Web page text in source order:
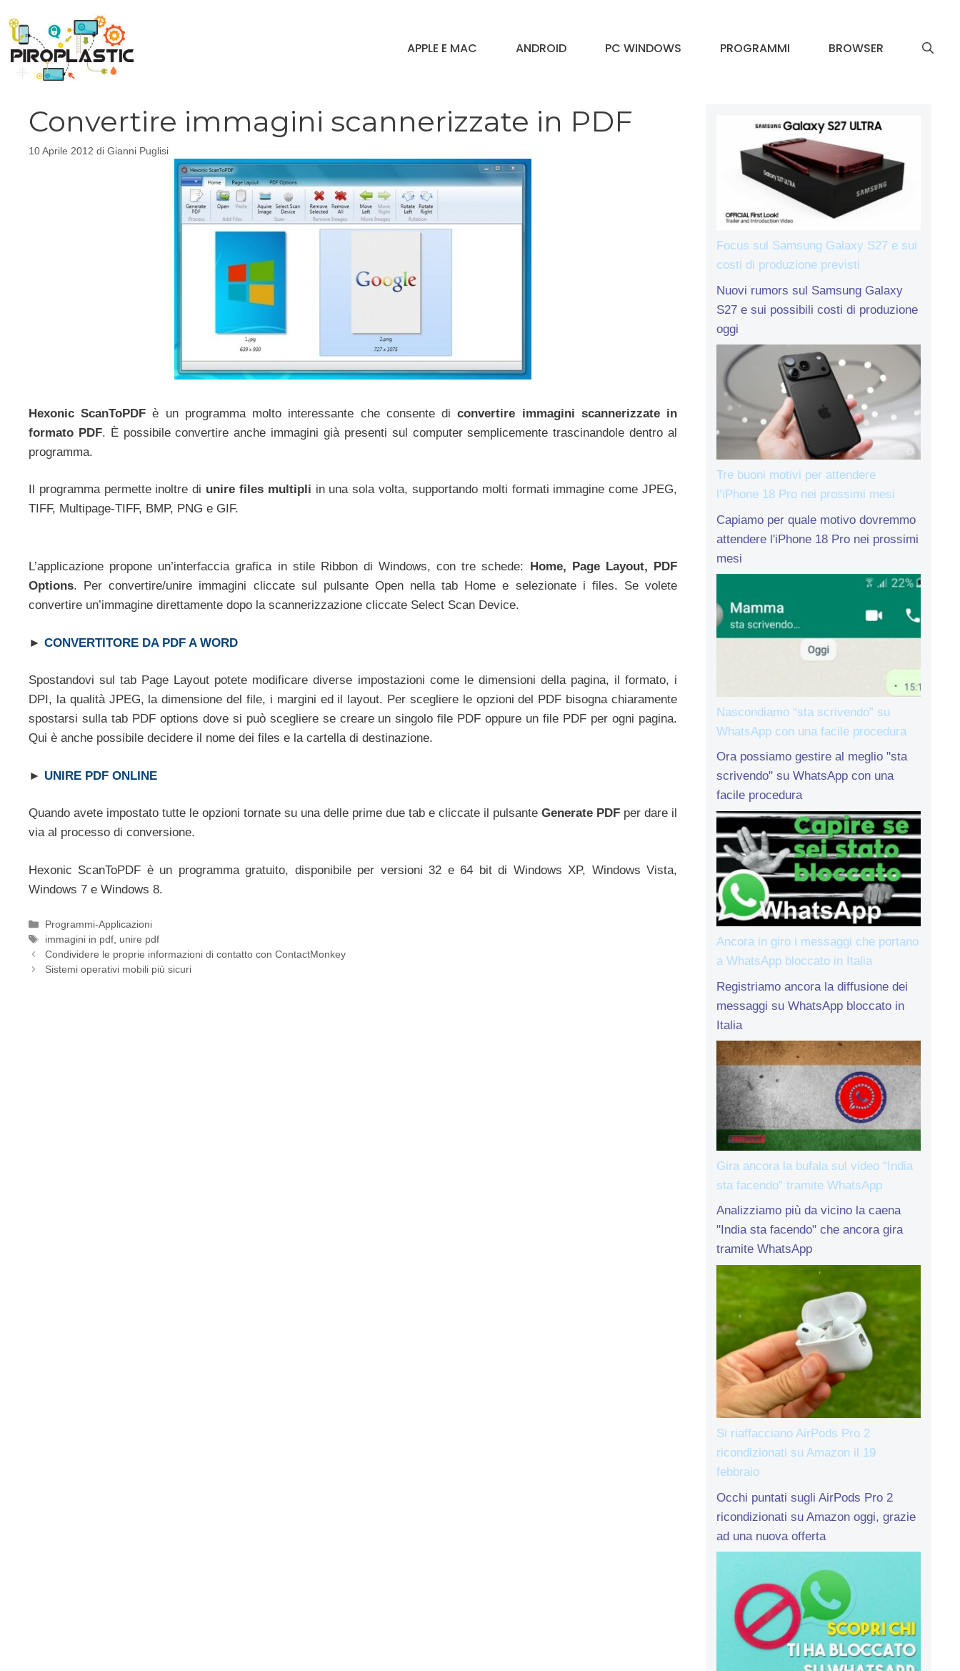
contenuto
APPLE E MAC ANDROID PC WINDOWS PROGRAMMI BROWSER
Convertire immagini scannerizzate in PDF
10 Aprile 2012 di Gianni Puglisi
Hexonic ScanToPDF è un programma molto interessante che consente diconvertire immagini scannerizzate in
formato PDF. È possibile convertire anche immagini già presenti sul computer semplicemente trascinandole dentro al
programma.
Il programma permette inoltre di unire files multipli in una sola volta, supportando molti formati immagine come JPEG,
TIFF, Multipage-TIFF, BMP, PNG e GIF.
L’applicazione propone un’interfaccia grafica in stile Ribbon di Windows, con tre schede:
Home, Page Layout, PDF
Options. Per convertire/unire immagini cliccate sul pulsante Open nella tab Home e selezionate i files. Se volete
convertire un’immagine direttamente dopo la scannerizzazione cliccate Select Scan Device.
► CONVERTITORE DA PDF A WORD
Spostandovi sul tab Page Layout potete modificare diverse impostazioni come le dimensioni della pagina, il formato, i
DPI, la qualità JPEG, la dimensione del file, i margini ed il layout. Per scegliere le opzioni del PDF bisogna chiaramente
spostarsi sulla tab PDF options dove si può scegliere se creare un singolo file PDF oppure un file PDF per ogni pagina.
Qui è anche possibile decidere il nome dei files e la cartella di destinazione.
► UNIRE PDF ONLINE
Quando avete impostato tutte le opzioni tornate su una delle prime due tab e cliccate il pulsante Generate PDF per dare il
via al processo di conversione.
Hexonic ScanToPDF è un programma gratuito, disponibile per versioni 32 e 64 bit di Windows XP, Windows Vista,
Windows 7 e Windows 8.
Categorie
Programmi-Applicazioni
Tag
immagini in pdf, unire pdf
Condividere le proprie informazioni di contatto con ContactMonkey
Sistemi operativi mobili più sicuri
Focus sul Samsung Galaxy S27 e sui
costi di produzione previsti
Nuovi rumors sul Samsung Galaxy
S27 e sui possibili costi di produzione
oggi
Tre buoni motivi per attendere
l’iPhone 18 Pro nei prossimi mesi
Capiamo per quale motivo dovremmo
attendere l'iPhone 18 Pro nei prossimi
mesi
Nascondiamo “sta scrivendo” su
WhatsApp con una facile procedura
Ora possiamo gestire al meglio "sta
scrivendo" su WhatsApp con una
facile procedura
Ancora in giro i messaggi che portano
a WhatsApp bloccato in Italia
Registriamo ancora la diffusione dei
messaggi su WhatsApp bloccato in
Italia
Gira ancora la bufala sul video “India
sta facendo” tramite WhatsApp
Analizziamo più da vicino la caena
"India sta facendo" che ancora gira
tramite WhatsApp
Si riaffacciano AirPods Pro 2
ricondizionati su Amazon il 19
febbraio
Occhi puntati sugli AirPods Pro 2
ricondizionati su Amazon oggi, grazie
ad una nuova offerta